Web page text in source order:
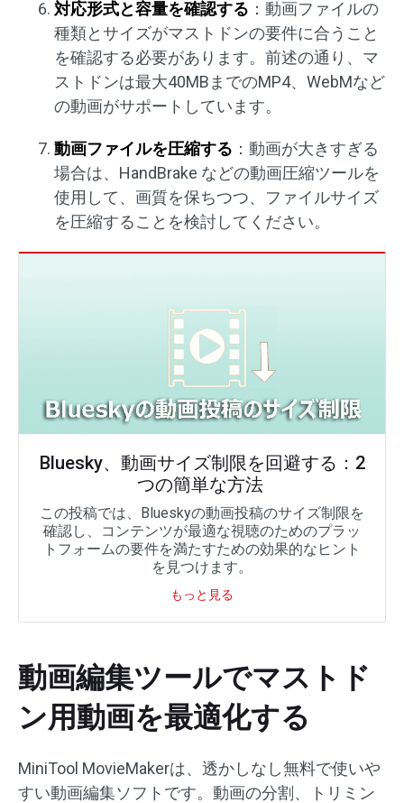
対応形式と容量を確認する ：動画ファイルの
種類とサイズがマストドンの要件に合うこと
を確認する必要があります。前述の通り、マ
ストドンは最大40MBまでのMP4、WebMなど
の動画がサポートしています。
動画ファイルを圧縮する ：動画が大きすぎる
場合は、HandBrake などの動画圧縮ツールを
使用して、画質を保ちつつ、ファイルサイズ
を圧縮することを検討してください。
Bluesky、動画サイズ制限を回避する：2
つの簡単な方法
この投稿では、Blueskyの動画投稿のサイズ制限を
確認し、コンテンツが最適な視聴のためのプラッ
トフォームの要件を満たすための効果的なヒント
を見つけます。
もっと見る
動画編集ツールでマストド
ン用動画を最適化する
MiniTool MovieMakerは、透かしなし無料で使いや
すい動画編集ソフトです。動画の分割、トリミン